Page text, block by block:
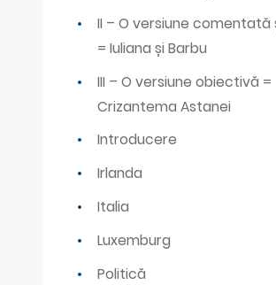
II – O versiune comentată
= Iuliana și Barbu
III – O versiune obiectivă =
Crizantema Astanei
Introducere
Irlanda
Italia
Luxemburg
Politică